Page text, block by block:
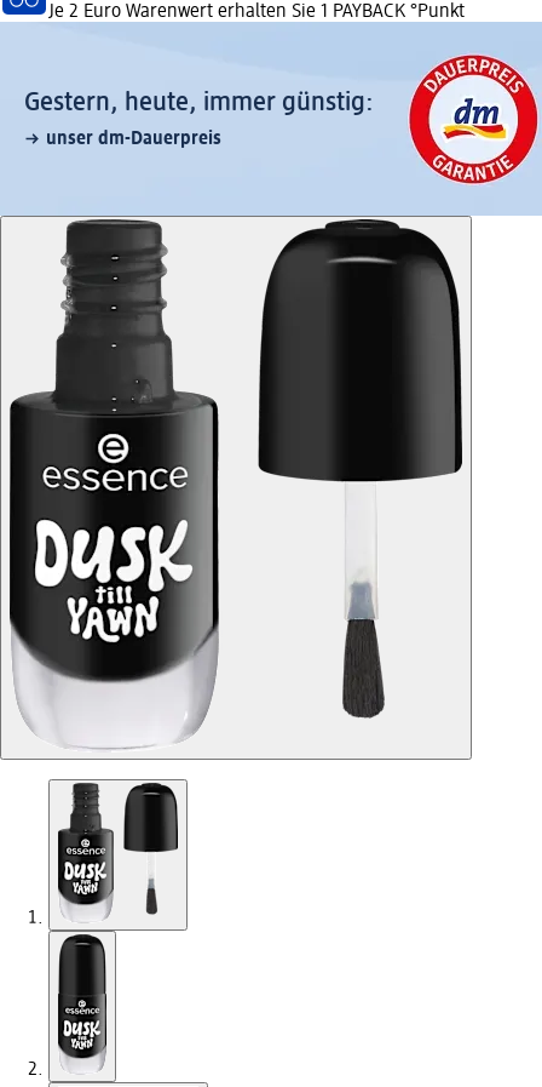
Je 2 Euro Warenwert erhalten Sie 1 PAYBACK °Punkt
Gestern, heute, immer günstig:
unser dm-Dauerpreis